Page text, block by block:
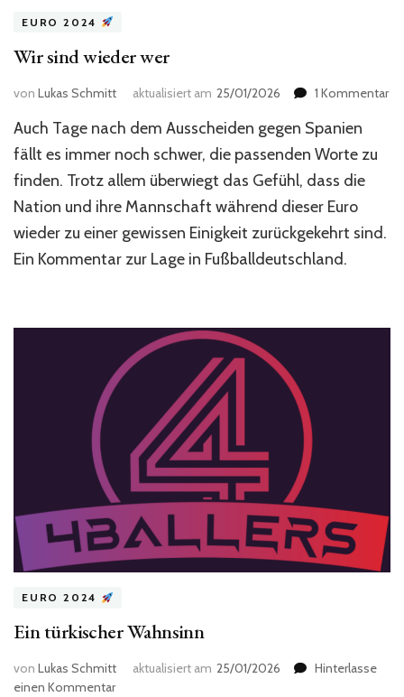
EURO 2024
Wir sind wieder wer
von Lukas Schmitt aktualisiert am 25/01/2026 1 Kommentarzu
Auch Tage nach dem Ausscheiden gegen Spanien
fällt es immer noch schwer, die passenden Worte zu
finden. Trotz allem überwiegt das Gefühl, dass die
Nation und ihre Mannschaft während dieser Euro
wieder zu einer gewissen Einigkeit zurückgekehrt sind.
Ein Kommentar zur Lage in Fußballdeutschland.
EURO 2024
Ein türkischer Wahnsinn
von Lukas Schmitt aktualisiert am 25/01/2026
Hinterlasse
einen Kommentarzu